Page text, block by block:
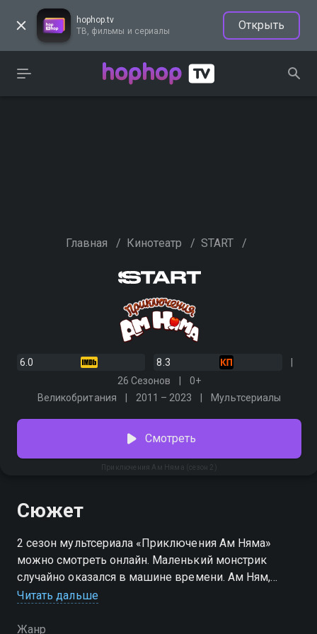
hophop.tv
ТВ, фильмы и сериалы
Открыть
Главная / Кинотеатр / START /
6.0
8.3
26 Сезонов
0+
Великобритания
2011 – 2023 Мультсериалы
Приключения Ам Няма (сезон 2)
Смотреть
Сюжет
2 сезон мультсериала «Приключения Ам Няма»
можно смотреть онлайн. Маленький монстрик
случайно оказался в машине времени. Ам Ням,
никогда не покидавший стен дома, побывал в
Ренессансе и каменном веке, оказался на
Читать дальше
Жанр